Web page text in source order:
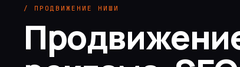
/ ПРОДВИЖЕНИЕ НИШИ